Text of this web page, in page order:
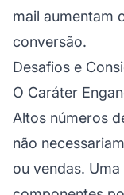
mail aumentam
conversão.
Desafios e
O Caráter
Altos números
não
ou vendas.